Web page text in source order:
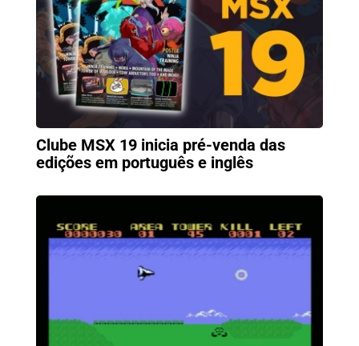
Clube MSX 19 inicia pré-venda das
edições em português e inglês